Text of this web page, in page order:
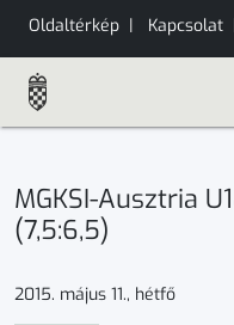
Oldaltérkép | Kapcsolat
MGKSI-Ausztria
(7,5:6,5)
2015. május 11., hétfő